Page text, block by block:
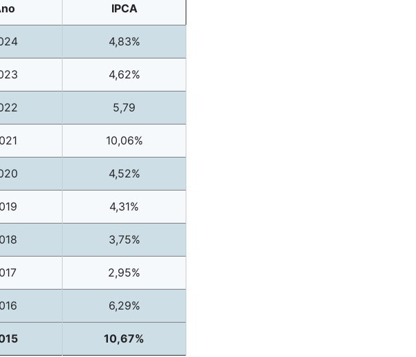
IPCA
4,83%
4,62%
5,79
10,06%
4,52%
4,31%
3,75%
2,95%
6,29%
10,67%